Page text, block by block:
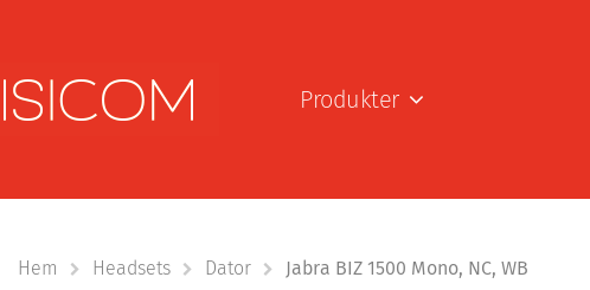
Produkter
Hem Headsets Dator Jabra BIZ 1500 Mono, NC, WB